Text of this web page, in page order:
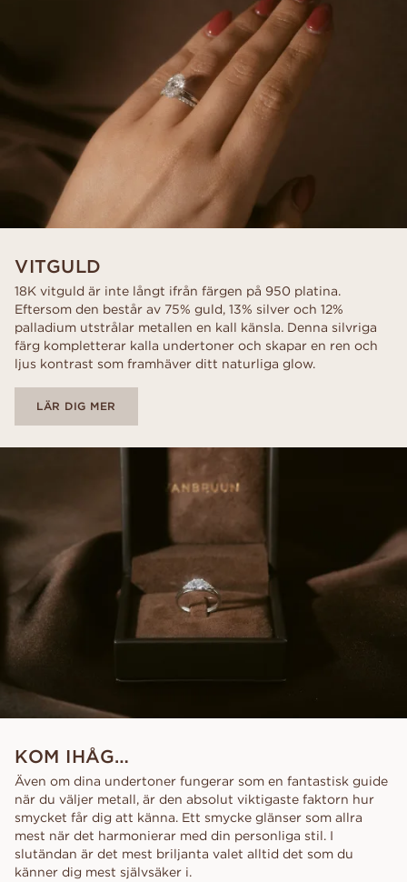
VITGULD
18K vitguld är inte långt ifrån färgen på 950 platina.
Eftersom den består av 75% guld, 13% silver och 12%
palladium utstrålar metallen en kall känsla. Denna silvriga
färg kompletterar kalla undertoner och skapar en ren och
ljus kontrast som framhäver ditt naturliga glow.
LÄR DIG MER
KOM IHÅG…
Även om dina undertoner fungerar som en fantastisk guide
när du väljer metall, är den absolut viktigaste faktorn hur
smycket får dig att känna. Ett smycke glänser som allra
mest när det harmonierar med din personliga stil. I
slutändan är det mest briljanta valet alltid det som du
känner dig mest självsäker i.